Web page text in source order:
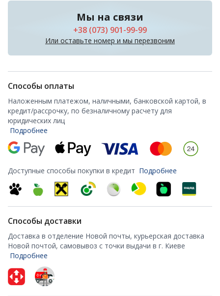
Мы на связи
+38 (073) 901-99-99
Или оставьте номер и мы перезвоним
Способы оплаты
Наложенным платежом, наличными, банковской картой, в
кредит/рассрочку, по безналичному расчету для
юридических лиц
Подробнее
Доступные способы покупки в кредит Подробнее
Способы доставки
Доставка в отделение Новой почты, курьерская доставка
Новой почтой, самовывоз с точки выдачи в г. Киеве
Подробнее